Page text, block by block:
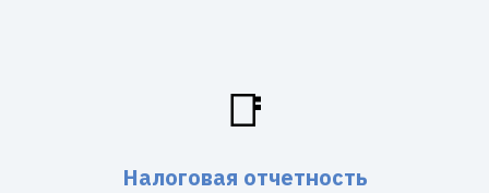
📑
Налоговая отчетность